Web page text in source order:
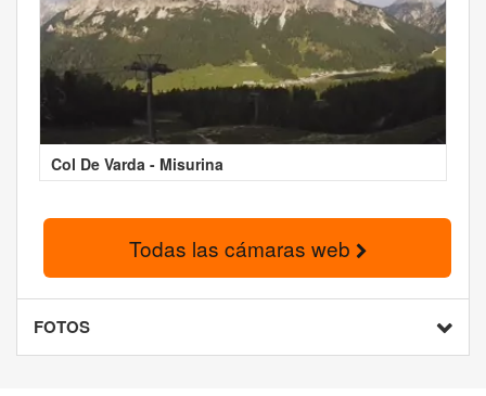
Col De Varda - Misurina
Todas las cámaras web
FOTOS